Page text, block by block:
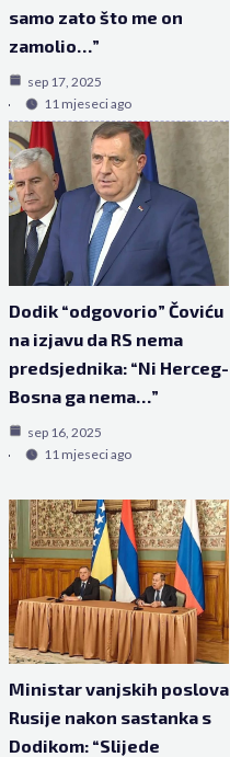
samo zato što me on
zamolio…”
sep 17, 2025
11 mjeseci ago
Dodik “odgovorio” Čoviću
na izjavu da RS nema
predsjednika: “Ni Herceg-
Bosna ga nema…”
sep 16, 2025
11 mjeseci ago
Ministar vanjskih poslova
Rusije nakon sastanka s
Dodikom: “Slijede